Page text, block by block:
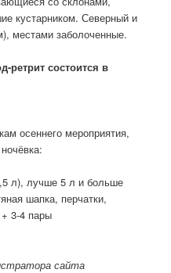
кустарником. Северный и
местами заболоченные.
состоится в
осеннего мероприятия,
л), лучше 5 л и больше
шапка, перчатки,
+ 3-4 пары
сайта